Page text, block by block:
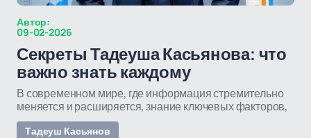
Автор:
09-02-2026
Секреты Тадеуша Касьянова: что
важно знать каждому
В современном мире, где информация стремительно
меняется и расширяется, знание ключевых факторов,
Тадеуш Касьянов